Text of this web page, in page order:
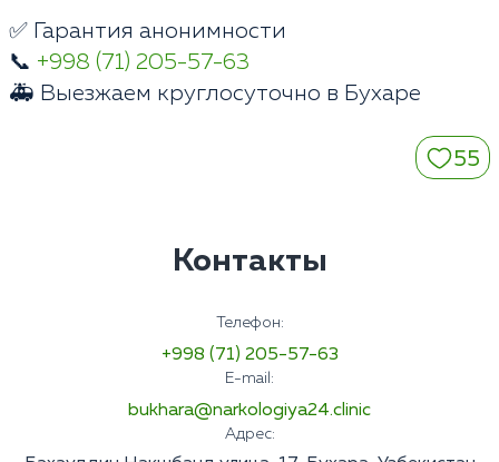
✅ Гарантия анонимности
📞 +998 (71) 205-57-63
🚑 Выезжаем круглосуточно в Бухаре
55
Контакты
Телефон:
+998 (71) 205-57-63
E-mail:
bukhara@narkologiya24.clinic
Адрес: